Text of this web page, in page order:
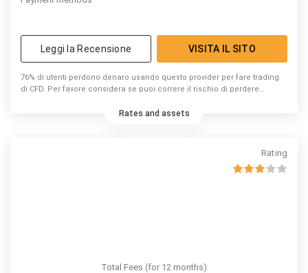
Leggi la Recensione VISITA IL SITO
76% di utenti perdono denaro usando questo provider per fare trading
di CFD. Per favore considera se puoi correre il rischio di perdere
Rates and assets
Rating
Total Fees (for 12 months)